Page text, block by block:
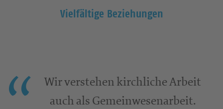
Vielfältige Beziehungen
Wir verstehen kirchliche Arbeit
auch als Gemeinwesenarbeit.